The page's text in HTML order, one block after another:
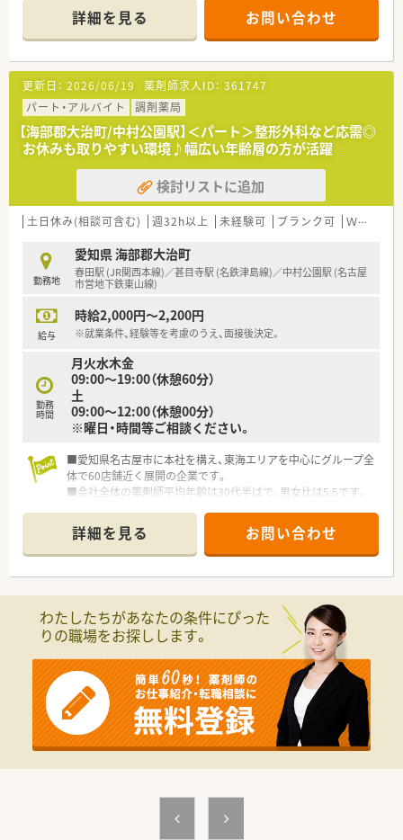
■今後も新規出店計画が多数あり、独立開業希望の方も多く受け
入れています。
■新しいことにチャレンジができる社風で、社長との距離も近く
意見が通りやすい環境です。
■午前のみ、午後のみなど勤務条件は柔軟にご相談可能です！
詳細を見る お問い合わせ
更新日： 2026/06/19 薬剤師求人ID： 361747
パート・アルバイト
調剤薬局
【海部郡大治町/中村公園駅】＜パート＞整形外科など応需◎
お休みも取りやすい環境♪幅広い年齢層の方が活躍
検討リストに追加
土日休み(相談可含む) 週32h以上 未経験可 ブランク可 Ｗワーク可
勤務地
愛知県 海部郡大治町
春田駅 (JR関西本線)／甚目寺駅 (名鉄津島線)／中村公園駅 (名古屋
市営地下鉄東山線)
給与
時給2,000円～2,200円
※就業条件、経験等を考慮のうえ、面接後決定。
勤務
時間
月火水木金
09:00～19:00（休憩60分）
土
09:00～12:00（休憩00分）
※曜日・時間等ご相談ください。
■愛知県名古屋市に本社を構え、東海エリアを中心にグループ全
体で60店舗近く展開の企業です。
■会社全体の薬剤師平均年齢は30代半ばで、男女比は5:5です。
す。
■代表も薬剤師様で、とても気さくでお話がしやすく風通しの良
い企業風土です。
詳細を見る お問い合わせ
わたしたちがあなたの条件にぴった
りの職場をお探しします。